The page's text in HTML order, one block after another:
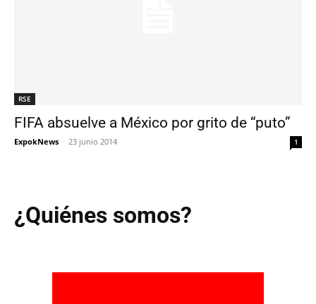
RSE
FIFA absuelve a México por grito de “puto”
ExpokNews - 23 junio 2014 1
¿Quiénes somos?